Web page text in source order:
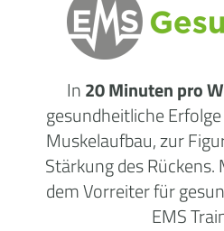
In20 Minuten pro
gesundheitlicheErfolge
Muskelaufbau, zur
Stärkung des Rückens.
dem Vorreiter für
EMS